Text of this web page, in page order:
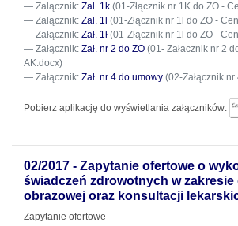
Załącznik: Zał. 1k (01-Złącznik nr 1K do ZO -
Załącznik: Zał. 1l (01-Złącznik nr 1l do ZO -
Załącznik: Zał. 1ł (01-Złącznik nr 1l do ZO -
Załącznik: Zał. nr 2 do ZO (01- Załacznik nr 2
AK.docx)
Załącznik: Zał. nr 4 do umowy (02-Załącznik
Pobierz aplikację do wyświetlania załączników:
02/2017 - Zapytanie ofertowe o
świadczeń zdrowotnych w
obrazowej oraz konsultacji
Zapytanie ofertowe